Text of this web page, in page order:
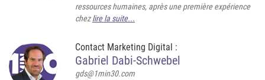
ressources humaines, après une première expérience
chezlire la suite...
Contact Marketing Digital :
Gabriel Dabi-Schwebel
gds@1min30.com